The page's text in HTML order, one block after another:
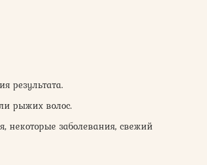
результата.
рыжих волос.
некоторые заболевания, свежий